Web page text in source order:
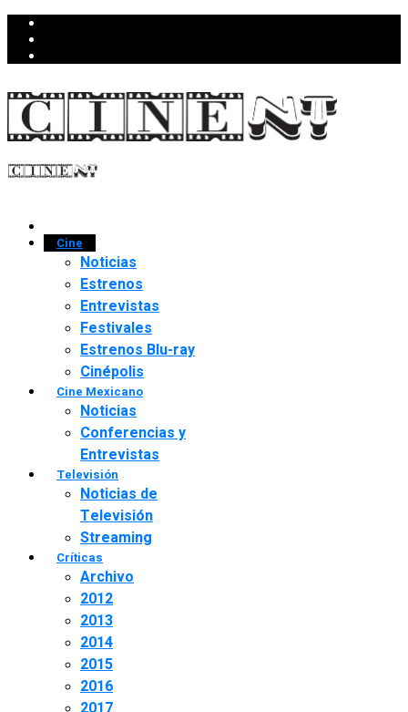
Cine
Noticias
Estrenos
Entrevistas
Festivales
Estrenos Blu-ray
Cinépolis
Cine Mexicano
Noticias
Conferencias y
Entrevistas
Televisión
Noticias de
Televisión
Streaming
Críticas
Archivo
2012
2013
2014
2015
2016